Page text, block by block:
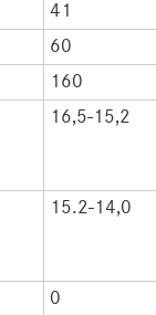
41
60
160
16,5-15,2
15.2-14,0
0